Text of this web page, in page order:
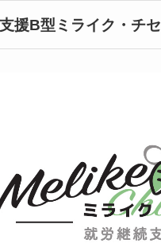
援B型ミライク・チセ